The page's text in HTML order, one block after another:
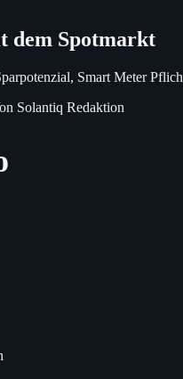
dem Spotmarkt
Smart Meter
Solantiq Redaktion